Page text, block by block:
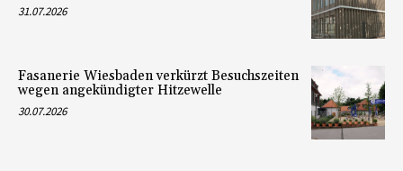
31.07.2026
Fasanerie Wiesbaden verkürzt Besuchszeiten
wegen angekündigter Hitzewelle
30.07.2026